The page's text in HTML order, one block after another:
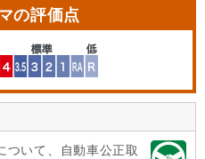
の評価点
ついて、自動車公正取